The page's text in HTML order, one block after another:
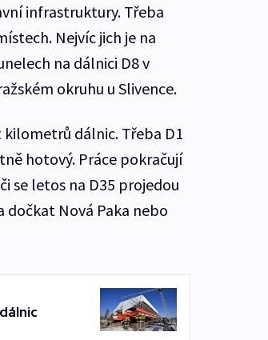
infrastruktury. Třeba
Nejvíc jich je na
na dálnici D8 v
okruhu u Slivence.
dálnic. Třeba D1
hotový. Práce pokračují
se letos na D35 projedou
dočkat Nová Paka nebo